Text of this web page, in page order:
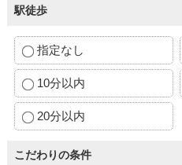
駅徒歩
指定なし
10分以内
20分以内
こだわりの条件